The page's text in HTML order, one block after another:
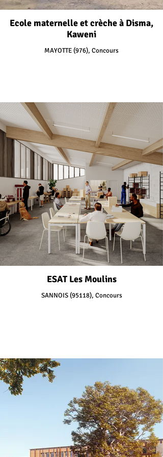
Ecole maternelle et crèche à Disma,
Kaweni
MAYOTTE (976), Concours
ESAT Les Moulins
SANNOIS (95118), Concours